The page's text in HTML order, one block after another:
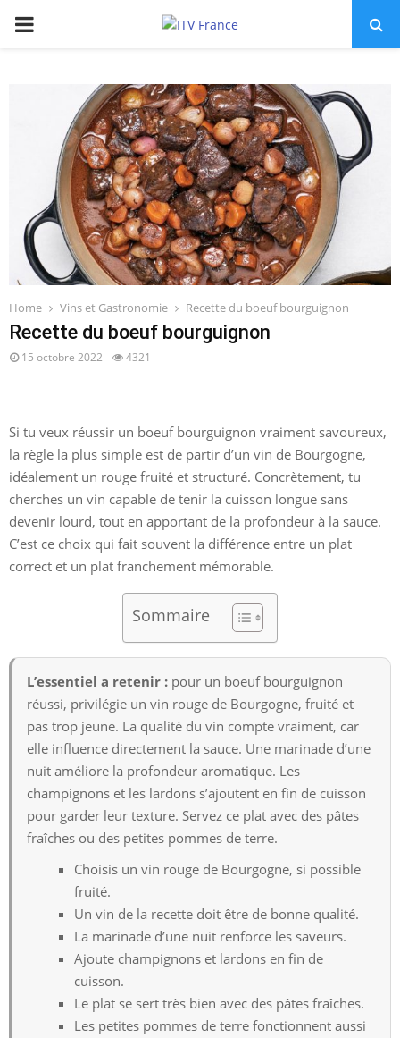
PRIMARY
Home Vins et Gastronomie Recette du boeuf bourguignon
Recette du boeuf bourguignon
15 octobre 2022 4321
Si tu veux réussir un boeuf bourguignon vraiment savoureux,
la règle la plus simple est de partir d’un vin de Bourgogne,
idéalement un rouge fruité et structuré. Concrètement, tu
cherches un vin capable de tenir la cuisson longue sans
devenir lourd, tout en apportant de la profondeur à la sauce.
C’est ce choix qui fait souvent la différence entre un plat
correct et un plat franchement mémorable.
Sommaire
L’essentiel a retenir : pour un boeuf bourguignon
réussi, privilégie un vin rouge de Bourgogne, fruité et
pas trop jeune. La qualité du vin compte vraiment, car
elle influence directement la sauce. Une marinade d’une
nuit améliore la profondeur aromatique. Les
champignons et les lardons s’ajoutent en fin de cuisson
pour garder leur texture. Servez ce plat avec des pâtes
fraîches ou des petites pommes de terre.
Choisis un vin rouge de Bourgogne, si possible
fruité.
Un vin de la recette doit être de bonne qualité.
La marinade d’une nuit renforce les saveurs.
Ajoute champignons et lardons en fin de
cuisson.
Le plat se sert très bien avec des pâtes fraîches.
Les petites pommes de terre fonctionnent aussi